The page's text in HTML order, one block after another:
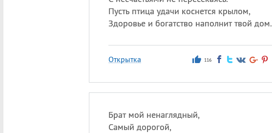
Пусть птица удачи коснется крылом,
Здоровье и богатство наполнит твой дом.
Открытка 116
Брат мой ненаглядный,
Самый дорогой,